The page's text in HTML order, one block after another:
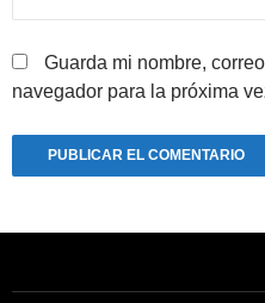
Guarda mi nombre,
navegador para la próxima